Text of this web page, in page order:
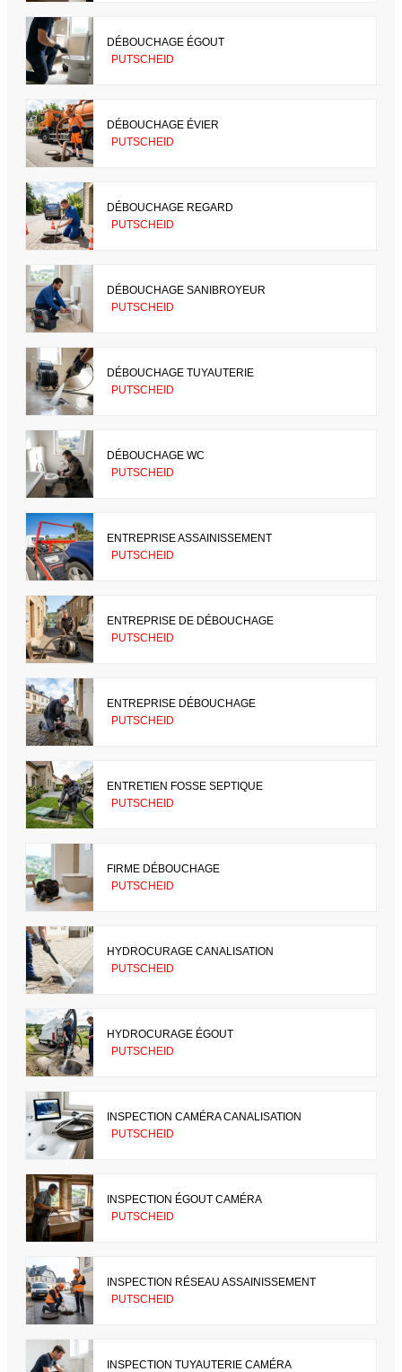
DÉBOUCHAGE ÉGOUT
PUTSCHEID
DÉBOUCHAGE ÉVIER
PUTSCHEID
DÉBOUCHAGE REGARD
PUTSCHEID
DÉBOUCHAGE SANIBROYEUR
PUTSCHEID
DÉBOUCHAGE TUYAUTERIE
PUTSCHEID
DÉBOUCHAGE WC
PUTSCHEID
ENTREPRISE ASSAINISSEMENT
PUTSCHEID
ENTREPRISE DE DÉBOUCHAGE
PUTSCHEID
ENTREPRISE DÉBOUCHAGE
PUTSCHEID
ENTRETIEN FOSSE SEPTIQUE
PUTSCHEID
FIRME DÉBOUCHAGE
PUTSCHEID
HYDROCURAGE CANALISATION
PUTSCHEID
HYDROCURAGE ÉGOUT
PUTSCHEID
INSPECTION CAMÉRA CANALISATION
PUTSCHEID
INSPECTION ÉGOUT CAMÉRA
PUTSCHEID
INSPECTION RÉSEAU ASSAINISSEMENT
PUTSCHEID
INSPECTION TUYAUTERIE CAMÉRA